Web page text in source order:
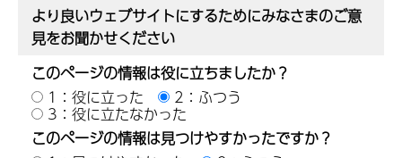
より良いウェブサイトにするためにみなさまのご意
見をお聞かせください
このページの情報は役に立ちましたか？
1：役に立った
2：ふつう
3：役に立たなかった
このページの情報は見つけやすかったですか？